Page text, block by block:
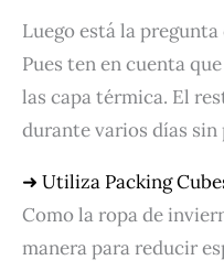
Luego está la pregunta
Pues ten en cuenta
las capa térmica. El
durante varios días sin
➜ Utiliza Packing
Como la ropa de
manera para reducir